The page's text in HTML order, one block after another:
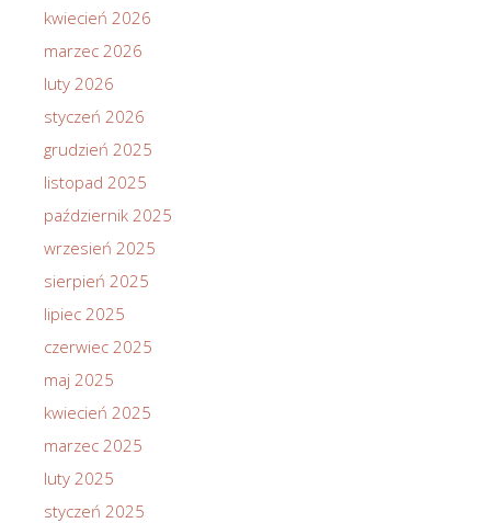
kwiecień 2026
marzec 2026
luty 2026
styczeń 2026
grudzień 2025
listopad 2025
październik 2025
wrzesień 2025
sierpień 2025
lipiec 2025
czerwiec 2025
maj 2025
kwiecień 2025
marzec 2025
luty 2025
styczeń 2025